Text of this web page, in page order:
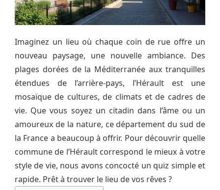
Imaginez un lieu où chaque coin de rue offre un
nouveau paysage, une nouvelle ambiance. Des
plages dorées de la Méditerranée aux tranquilles
étendues de l’arrière-pays, l’Hérault est une
mosaïque de cultures, de climats et de cadres de
vie. Que vous soyez un citadin dans l’âme ou un
amoureux de la nature, ce département du sud de
la France a beaucoup à offrir. Pour découvrir quelle
commune de l’Hérault correspond le mieux à votre
style de vie, nous avons concocté un quiz simple et
rapide. Prêt à trouver le lieu de vos rêves ?